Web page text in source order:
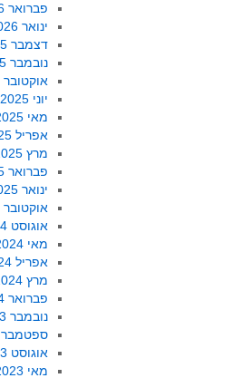
פברואר 2026
ינואר 2026
דצמבר 2025
נובמבר 2025
אוקטובר 2025
יוני 2025
מאי 2025
אפריל 2025
מרץ 2025
פברואר 2025
ינואר 2025
אוקטובר 2024
אוגוסט 2024
מאי 2024
אפריל 2024
מרץ 2024
פברואר 2024
נובמבר 2023
ספטמבר 2023
אוגוסט 2023
מאי 2023